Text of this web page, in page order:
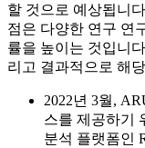
할 것으로 예상됩니
점은 다양한 연구 연
률을 높이는 것입니
리고 결과적으로 해
2022년 3월,
스를 제공하기
분석 플랫폼인